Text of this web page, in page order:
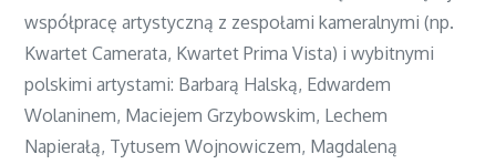
współpracę artystyczną z zespołami kameralnymi (np.
Kwartet Camerata, Kwartet Prima Vista) i wybitnymi
polskimi artystami: Barbarą Halską, Edwardem
Wolaninem, Maciejem Grzybowskim, Lechem
Napierałą, Tytusem Wojnowiczem, Magdaleną